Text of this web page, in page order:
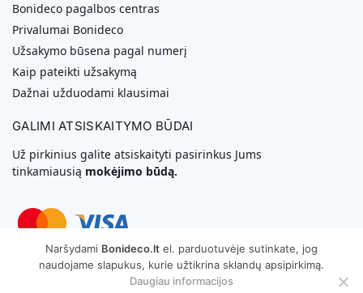
Bonideco pagalbos centras
Privalumai Bonideco
Užsakymo būsena pagal numerį
Kaip pateikti užsakymą
Dažnai užduodami klausimai
GALIMI ATSISKAITYMO BŪDAI
Už pirkinius galite atsiskaityti pasirinkus Jums
tinkamiausią mokėjimo būdą.
Svetainių Kūrimas
Naršydami Bonideco.lt el. parduotuvėje sutinkate, jog
naudojame slapukus, kurie užtikrina sklandų apsipirkimą.
Daugiau informacijos